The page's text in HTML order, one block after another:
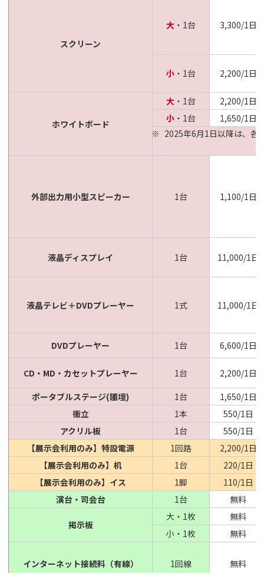
スクリーン
大 ・1台 3,300/1日
小 ・1台 2,200/1日
ホワイトボード
大 ・1台
2,200/1日
小 ・1台
1,650/1日
2025年6月1日以降は、各
外部出力用小型スピーカー 1台 1,100/1日
液晶ディスプレイ 1台 11,000/1日
液晶テレビ＋DVDプレーヤー 1式 11,000/1日
DVDプレーヤー 1台 6,600/1日
CD・MD・カセットプレーヤー 1台
2,200/1日
ポータブルステージ(雛壇)
1台
1,650/1日
衝立
1本
550/1日
アクリル板
1台
550/1日
【展示会利用のみ】特設電源
1回路
2,200/1日
【展示会利用のみ】机
1台
220/1日
【展示会利用のみ】イス
1脚
110/1日
演台・司会台
1台 無料
掲示板
大・1枚
無料
小・1枚
無料
インターネット接続料（有線） 1回線 無料